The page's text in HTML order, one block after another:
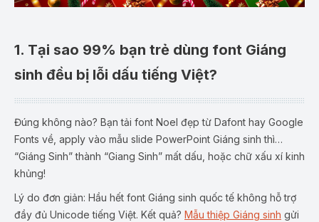
1. Tại sao 99% bạn trẻ dùng font Giáng
sinh đều bị lỗi dấu tiếng Việt?
Đúng không nào? Bạn tải font Noel đẹp từ Dafont hay Google
Fonts về, apply vào mẫu slide PowerPoint Giáng sinh thì…
“Giáng Sinh” thành “Giang Sinh” mất dấu, hoặc chữ xấu xí kinh
khủng!
Lý do đơn giản: Hầu hết font Giáng sinh quốc tế không hỗ trợ
đầy đủ Unicode tiếng Việt. Kết quả? Mẫu thiệp Giáng sinh gửi